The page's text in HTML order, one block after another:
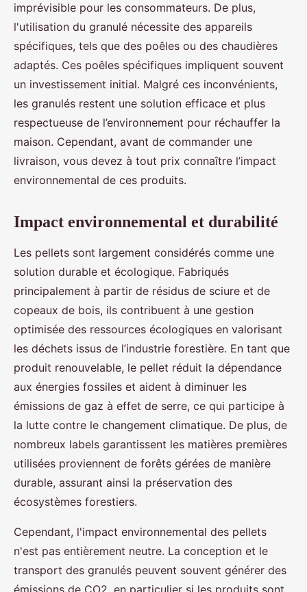
imprévisible pour les consommateurs. De plus,
l'utilisation du granulé nécessite des appareils
spécifiques, tels que des poêles ou des chaudières
adaptés. Ces poêles spécifiques impliquent souvent
un investissement initial. Malgré ces inconvénients,
les granulés restent une solution efficace et plus
respectueuse de l’environnement pour réchauffer la
maison. Cependant, avant de commander une
livraison, vous devez à tout prix connaître l’impact
environnemental de ces produits.
Impact environnemental et durabilité
Les pellets sont largement considérés comme une
solution durable et écologique. Fabriqués
principalement à partir de résidus de sciure et de
copeaux de bois, ils contribuent à une gestion
optimisée des ressources écologiques en valorisant
les déchets issus de l’industrie forestière. En tant que
produit renouvelable, le pellet réduit la dépendance
aux énergies fossiles et aident à diminuer les
émissions de gaz à effet de serre, ce qui participe à
la lutte contre le changement climatique. De plus, de
nombreux labels garantissent les matières premières
utilisées proviennent de forêts gérées de manière
durable, assurant ainsi la préservation des
écosystèmes forestiers.
Cependant, l'impact environnemental des pellets
n'est pas entièrement neutre. La conception et le
transport des granulés peuvent souvent générer des